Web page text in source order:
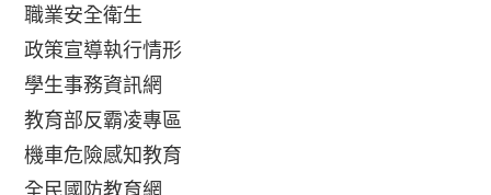
職業安全衛生
政策宣導執行情形
學生事務資訊網
教育部反霸凌專區
機車危險感知教育
全民國防教育網